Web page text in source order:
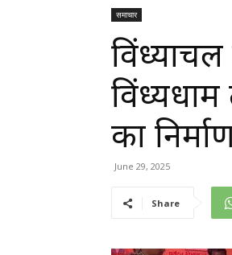
समाचार
का
June 29, 2025
Share